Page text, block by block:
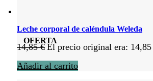
OFERTA
Leche corporal de caléndula Weleda
14,85€ El precio original era: 14,85
Añadir al carrito